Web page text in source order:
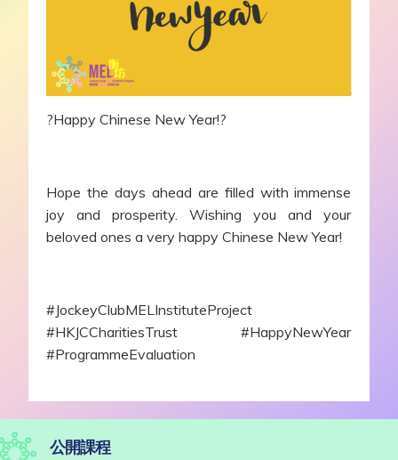
?Happy Chinese New Year!?
Hope the days ahead are filled with immense
joy and prosperity. Wishing you and your
beloved ones a very happy Chinese New Year!
#JockeyClubMELInstituteProject
#HKJCCharitiesTrust #HappyNewYear
#ProgrammeEvaluation
公開課程